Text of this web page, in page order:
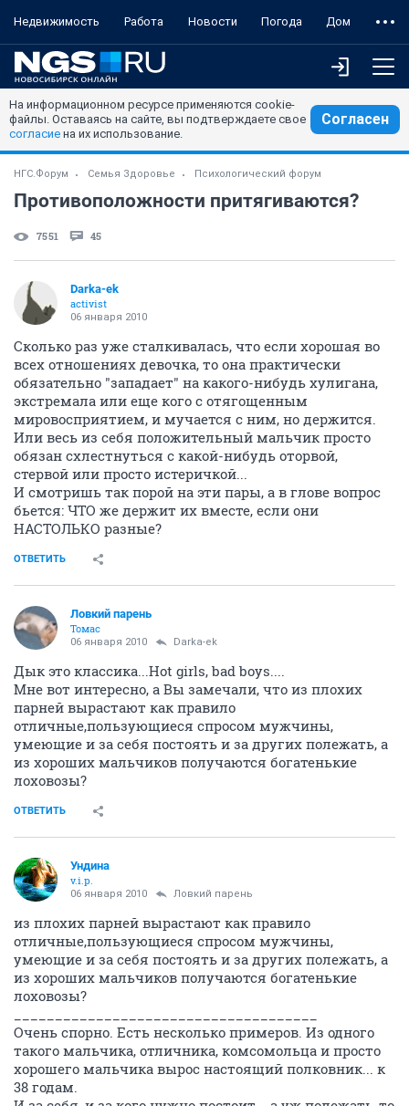
Недвижимость Работа Новости Погода Дом
На информационном ресурсе применяются cookie-
файлы. Оставаясь на сайте, вы подтверждаете свое
согласие на их использование.
Согласен
НГС.Форум Семья Здоровье Психологический форум
Противоположности притягиваются?
7551 45
Darka-ek
activist
06 января 2010
Сколько раз уже сталкивалась, что если хорошая во
всех отношениях девочка, то она практически
обязательно "западает" на какого-нибудь хулигана,
экстремала или еще кого с отягощенным
мировосприятием, и мучается с ним, но держится.
Или весь из себя положительный мальчик просто
обязан схлестнуться с какой-нибудь оторвой,
стервой или просто истеричкой...
И смотришь так порой на эти пары, а в глове вопрос
бьется: ЧТО же держит их вместе, если они
НАСТОЛЬКО разные?
ОТВЕТИТЬ
Ловкий парень
Томас
06 января 2010 Darka-ek
Дык это классика...Hot girls, bad boys....
Мне вот интересно, а Вы замечали, что из плохих
парней вырастают как правило
отличные,пользующиеся спросом мужчины,
умеющие и за себя постоять и за других полежать, а
из хороших мальчиков получаются богатенькие
лоховозы?
ОТВЕТИТЬ
Ундина
v.i.p.
06 января 2010 Ловкий парень
из плохих парней вырастают как правило
отличные,пользующиеся спросом мужчины,
умеющие и за себя постоять и за других полежать, а
из хороших мальчиков получаются богатенькие
лоховозы?
Очень спорно. Есть несколько примеров. Из одного
такого мальчика, отличника, комсомольца и просто
хорошего мальчика вырос настоящий полковник... к
38 годам.